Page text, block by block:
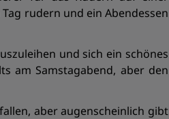
rudern und ein Abendessen
und sich ein schönes
am Samstagabend, aber den
aber augenscheinlich gibt